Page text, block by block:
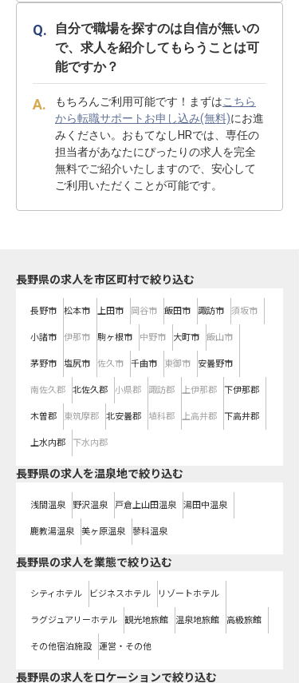
自分で職場を探すのは自信が無いの
で、求人を紹介してもらうことは可
能ですか？
もちろんご利用可能です！まずはこちら
から転職サポートお申し込み(無料)にお進
みください。おもてなしHRでは、専任の
担当者があなたにぴったりの求人を完全
無料でご紹介いたしますので、安心して
ご利用いただくことが可能です。
長野県の求人を市区町村で絞り込む
長野市 松本市 上田市 岡谷市 飯田市 諏訪市 須坂市
小諸市 伊那市 駒ヶ根市 中野市 大町市 飯山市
茅野市 塩尻市 佐久市 千曲市 東御市 安曇野市
南佐久郡 北佐久郡 小県郡 諏訪郡 上伊那郡 下伊那郡
木曽郡 東筑摩郡 北安曇郡 埴科郡 上高井郡 下高井郡
上水内郡 下水内郡
長野県の求人を温泉地で絞り込む
浅間温泉 野沢温泉 戸倉上山田温泉 湯田中温泉
鹿教湯温泉 美ヶ原温泉 蓼科温泉
長野県の求人を業態で絞り込む
シティホテル ビジネスホテル リゾートホテル
ラグジュアリーホテル 観光地旅館 温泉地旅館 高級旅館
その他宿泊施設 運営・その他
長野県の求人をロケーションで絞り込む